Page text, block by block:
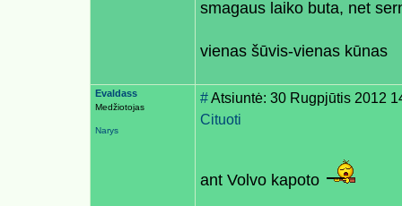
smagaus laiko buta, net
vienas šūvis-vienas kūnas
Evaldass
Medžiotojas
Narys
#Atsiuntė: 30 Rugpjūtis 2012
Cituoti
ant Volvo kapoto